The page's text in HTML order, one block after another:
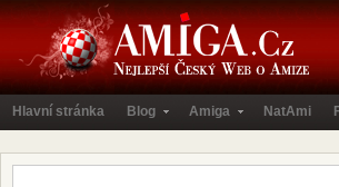
Hlavní stránka Blog Amiga NatAmi